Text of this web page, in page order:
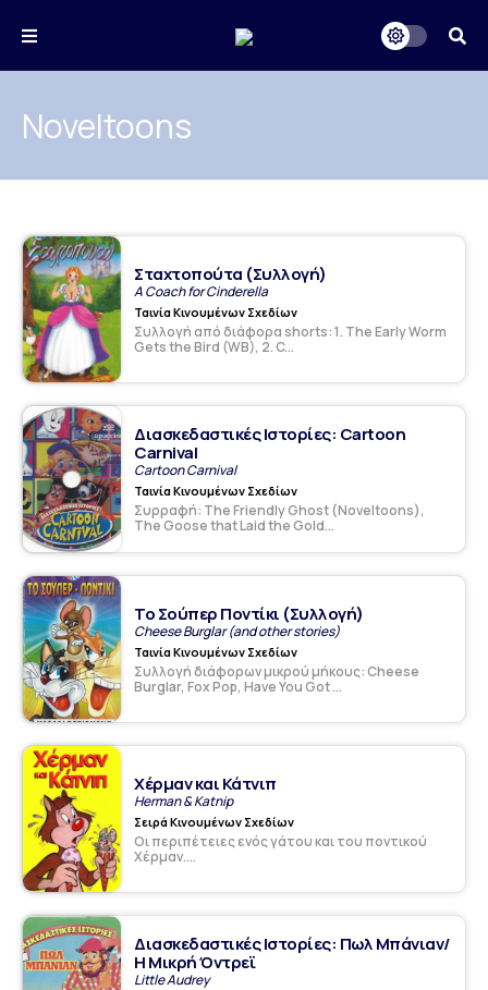
Noveltoons
Σταχτοπούτα (Συλλογή)
A Coach for Cinderella
Ταινία Κινουμένων Σχεδίων
Συλλογή από διάφορα shorts: 1. The Early Worm
Gets the Bird (WB), 2. C...
Διασκεδαστικές Ιστορίες: Cartoon
Carnival
Cartoon Carnival
Ταινία Κινουμένων Σχεδίων
Συρραφή: The Friendly Ghost (Noveltoons),
The Goose that Laid the Gold...
Το Σούπερ Ποντίκι (Συλλογή)
Cheese Burglar (and other stories)
Ταινία Κινουμένων Σχεδίων
Συλλογή διάφορων μικρού μήκους: Cheese
Burglar, Fox Pop, Have You Got ...
Χέρμαν και Κάτνιπ
Herman & Katnip
Σειρά Κινουμένων Σχεδίων
Οι περιπέτειες ενός γάτου και του ποντικού
Χέρμαν....
Διασκεδαστικές Ιστορίες: Πωλ Μπάνιαν/
Η Μικρή Όντρεϊ
Little Audrey